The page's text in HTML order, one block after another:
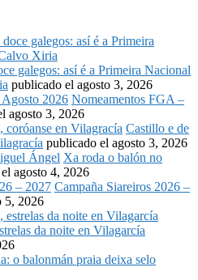
galegos: así é a Primeira Nacional
publicado el agosto 3, 2026
Nomeamentos FGA –
agosto 3, 2026
Castillo e de
publicado el agosto 3, 2026
Xa roda o balón no
agosto 4, 2026
Campaña Siareiros 2026 –
5, 2026
da noite en Vilagarcía